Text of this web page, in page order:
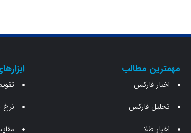
مهمترین مطالب
اخبار فارکس
تحلیل فارکس
اخبار طلا
نرخ